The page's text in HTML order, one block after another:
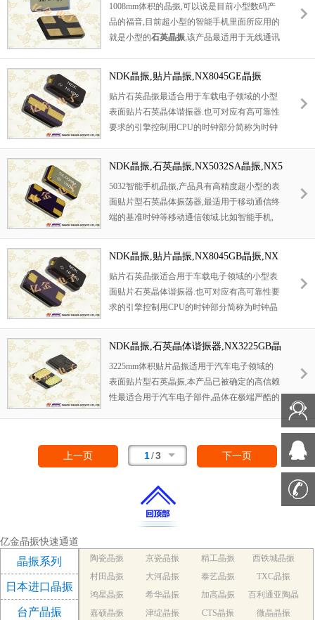
现产品的高品质。该NDK谐振器具有优越的耐
热性、耐环境性能，以此确保产品的高性赖
性，满足无铅焊接的回流温度曲线要求。日本
进口晶体，2012石英贴片，32.768K晶振，医
疗器械晶振，音叉表晶，NDK无源晶振，石英
各项功能还得看应用何种产品.本产品具有小
型,薄型,轻型的贴片晶振表面型音叉式石英晶
体谐振器,产品具有优良的耐热性,耐环境特性,
足无铅焊接的高温回流温度曲线要求 ,金属外壳
外壳更好的耐冲击性.
1008mm体积的晶振,可以说是目前小型数码产
品的福音,目前超小型的智能手机里面所应用的
就是小型的石英晶振 ,该产品最适用于无线通讯
点,产品本身编带包装方式,可对应自动高速贴
片机应用,以及高温回流焊接（产品无铅对
应）,为无铅产品.被广泛应用到,手机蓝牙,GPS
定位系统,无线通讯集,高精度和高频率的稳定
NDK晶振,贴片晶振,NX8045GE晶振
贴片石英晶振最适合用于车载电子领域的小型
表面贴片石英晶体谐振器.也可对应有高可靠性
要求的引擎控制用CPU的时钟部分简称为时钟
击等优良的耐环境特性,满足无铅焊接的回流温
度曲线要求,符合AEC-Q200标准.
NDK晶振,石英晶振,NX5032SA晶振,NX5
032SD晶振,NX5032SA-13.000000MHZ-
G1晶振
5032智能手机晶振,产品具有高精度超小型的表
面贴片型石英晶体振荡器,最适用于移动通信终
端的基准时钟等移动通信领域.比如智能手机,
基准时钟源用频率,贴片晶振具有优良的电气特
性,耐环境性能适用于移动通信领域,满足无铅
焊接的高温回流温度曲线要求.
NDK晶振,贴片晶振,NX8045GB晶振,NX
8045GB-10.000000MHZ晶振
贴片石英晶振适合用于车载电子领域的小型表
面贴片石英晶体谐振器.也可对应有高可靠性要
求的引擎控制用CPU的时钟部分简称为时钟晶
等优良的耐环境特性,满足无铅焊接的回流温度
曲线要求,符合AEC-Q200标准.
NDK晶振,石英晶体谐振器,NX3225GB晶
振,NX3225GD晶振,NX3225GB-20MHZ-
STD-CRA-2晶振
3225mm体积贴片晶振适用于汽车电子领域的
表面贴片型石英晶振,本产品已被确定的高信赖
性最适合用于汽车电子部件,晶体在极端严酷的
足无铅焊接的高温回流温度曲线要求,符合AEC
-Q200标准.
上一页 1/3 下一页
亿金晶振快速通道
晶振系列
日本进口晶振
台产晶振
陶瓷晶振 京瓷晶振 精工晶振
西铁城晶振
村田晶振
大河晶振 泰艺晶振
TXC晶振
鸿星晶振
希华晶振 加高晶振
百利通亚陶晶
振
嘉硕晶振 津绽晶振 CTS晶振
微晶晶振